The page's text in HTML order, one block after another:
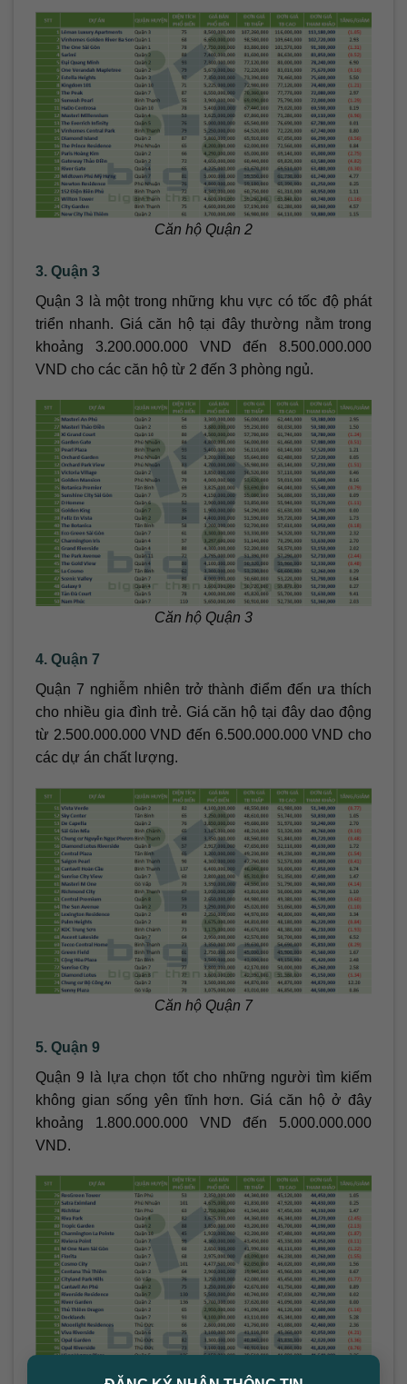
Căn hộ Quận 2
3. Quận 3
Quận 3 là một trong những khu vực có tốc độ phát
triển nhanh. Giá căn hộ tại đây thường nằm trong
khoảng 3.200.000.000 VND đến 8.500.000.000
VND cho các căn hộ từ 2 đến 3 phòng ngủ.
Căn hộ Quận 3
4. Quận 7
Quận 7 nghiễm nhiên trở thành điểm đến ưa thích
cho nhiều gia đình trẻ. Giá căn hộ tại đây dao động
từ 2.500.000.000 VND đến 6.500.000.000 VND cho
các dự án chất lượng.
Căn hộ Quận 7
5. Quận 9
Quận 9 là lựa chọn tốt cho những người tìm kiếm
không gian sống yên tĩnh hơn. Giá căn hộ ở đây
khoảng 1.800.000.000 VND đến 5.000.000.000
VND.